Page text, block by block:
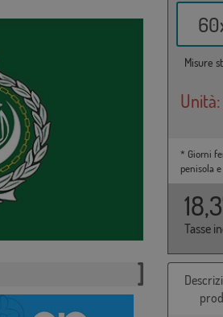
Misure
Unità:
* Giorni
penisola
Tasse